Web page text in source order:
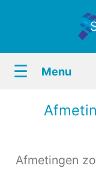
☰ Menu
Afmetingen